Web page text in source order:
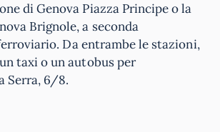
di Genova Piazza Principe o la
Brignole, a seconda
Da entrambe le stazioni,
taxi o un autobus per
Serra, 6/8.